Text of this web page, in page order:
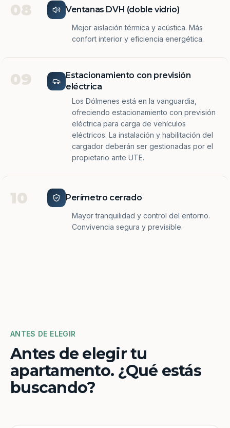
08 Ventanas DVH (doble vidrio)
Mejor aislación térmica y acústica. Más
confort interior y eficiencia energética.
09
Estacionamiento con previsión
eléctrica
Los Dólmenes está en la vanguardia,
ofreciendo estacionamiento con previsión
eléctrica para carga de vehículos
eléctricos. La instalación y habilitación del
cargador deberán ser gestionadas por el
propietario ante UTE.
10 Perímetro cerrado
Mayor tranquilidad y control del entorno.
Convivencia segura y previsible.
ANTES DE ELEGIR
Antes de elegir tu
apartamento. ¿Qué estás
buscando?